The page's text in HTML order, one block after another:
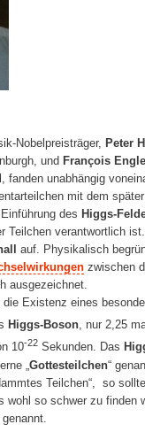
Nobelpreisträger, Peter
und François
fanden unabhängig
mit dem
des Higgs-
Teilchen verantwortlich
auf. Physikalisch
zwischen
ausgezeichnet.
Existenz eines
Higgs-Boson, nur 2,25
10-22Sekunden. Das
„ Gottesteilchen“
Teilchen“, so
wohl so schwer zu finden